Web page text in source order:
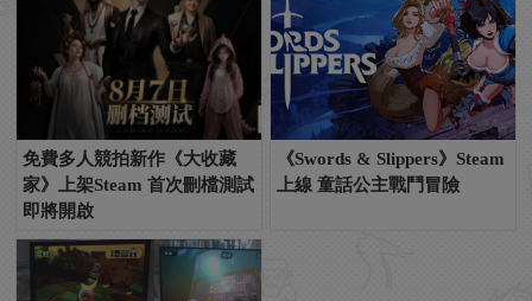
免費多人競拍新作《大收藏
家》上架Steam 首次刪檔測試
即將開啟
《Swords & Slippers》Steam
上線 童話公主戰鬥冒險